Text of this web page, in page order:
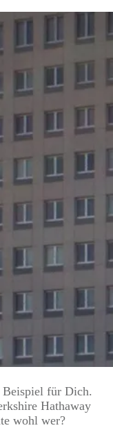
Beispiel für Dich.
Hathaway
wohl wer?